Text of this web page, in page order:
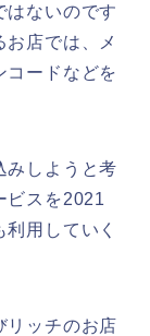
はないのです
店では、メ
コードなどを
みしようと考
ビスを2021
用していく
リッチのお店